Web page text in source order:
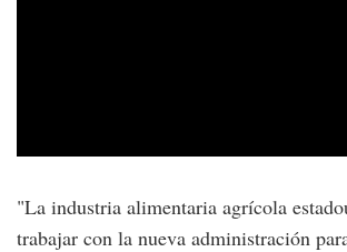
"La industria alimentaria agrícola
trabajar con la nueva administración